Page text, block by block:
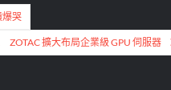
爆哭
擴大布局企業級 GPU 伺服器